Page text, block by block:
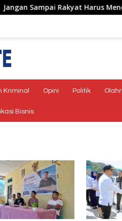
Sampai Rakyat Harus Mencari
Kriminal Opini Politik
Bisnis